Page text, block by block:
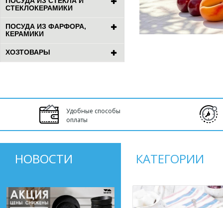
СТЕКЛОКЕРАМИКИ
ПОСУДА ИЗ ФАРФОРА,
КЕРАМИКИ
ХОЗТОВАРЫ
Удобные способы
оплаты
НОВОСТИ КАТЕГОРИИ